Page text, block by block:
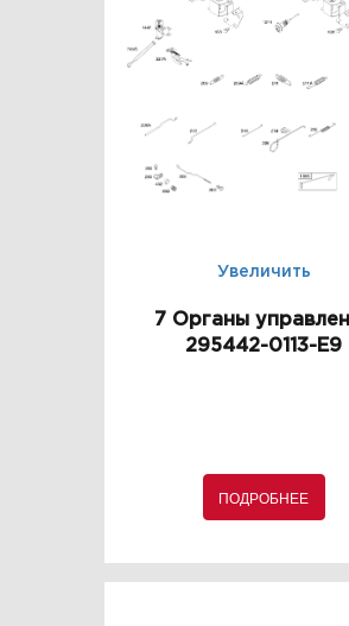
Увеличить
7 Органы
295442-0113-E9
ПОДРОБНЕЕ